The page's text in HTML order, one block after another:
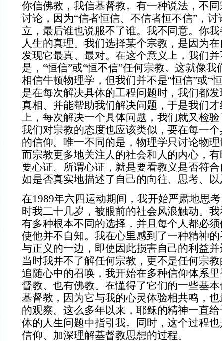
你信佛教，我信基督教。有一种说法，不
讨论，因为“信者恒信、不信者恒不信”，
立，最后谁也说服不了谁。我不同意。你
人生的真理。我们选择某个宗教，是因为
发现它最真、最对。在这个意义上，我们
是，“恒信”或“恒不信”任何宗教。这就像
相信牛顿物理学，但我们并不是“恒信”或“
是在每次解决具体的工程问题时，我们都
真相、并能帮助我们解决问题，于是我们
上，每次解决一个具体问题，我们就又检
我们对宗教的态度也应该类似，要在每一
的信仰。唯一不同的是，物理学只讨论物
而宗教更多地关注人的社会和人的内心，
要心证。所谓心证，就是要看教义是否符
如是否真实地描述了自己的向往、思考、
在1989年六四运动期间，我开始严肃地思
时我二十几岁，被眼前的社会风浪触动。
有多种根本不同的选择，并且每个人都必
使他并不自知。我在心里感到了一种精神
与正义的一边，即使因此损害自己的利益
当时我并不了解任何宗教，更不是任何宗
追随心中的召唤，我开始在多种信仰体系
督教、也有佛教。在懂得了它们的一些基
基督教，因为它与我的心灵体验相共鸣，
的观察。这么多年以来，耶稣的精神一直
体的人生问题中指引我。同时，这个过程
信仰、加深理解基督教思想的过程。